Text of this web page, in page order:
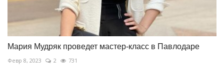
Мария Мудряк проведет мастер-класс в Павлодаре
Февр 8, 2023 2 731